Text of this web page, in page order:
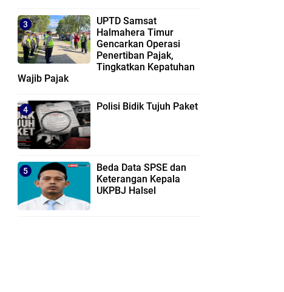
UPTD Samsat
Halmahera Timur
Gencarkan Operasi
Penertiban Pajak,
Tingkatkan Kepatuhan
Wajib Pajak
Polisi Bidik Tujuh Paket
Beda Data SPSE dan
Keterangan Kepala
UKPBJ Halsel